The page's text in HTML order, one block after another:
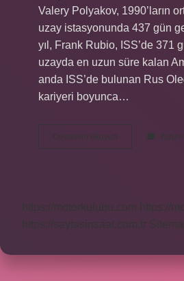
Valery Polyakov, 1990’ların
uzay istasyonunda 437 gün
yıl, Frank Rubio, ISS’de 371
uzayda en uzun süre kalan
anda ISS’de bulunan Rus
kariyeri boyunca…
Devamını okuyun
Ölen
Yorum
https://motorkulubu.com
https://
https://saytasinsaat.com.tr